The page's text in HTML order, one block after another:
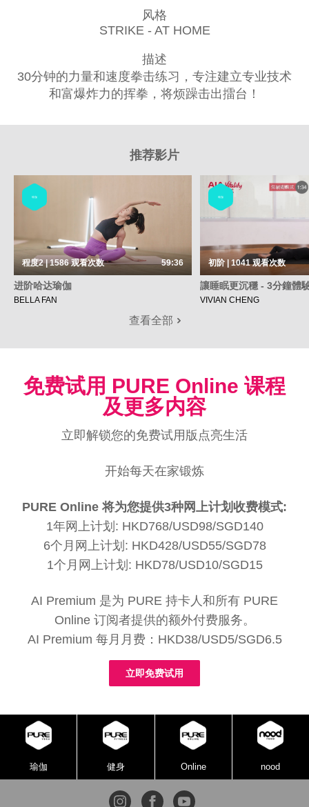
风格
STRIKE - AT HOME
描述
30分钟的力量和速度拳击练习，专注建立专业技术
和富爆炸力的挥拳，将烦躁击出擂台！
推荐影片
瑜伽
程度2 | 1586观看次数 59:36
进阶哈达瑜伽
BELLA FAN
瑜伽
初阶 | 1041观看次数
讓睡眠更沉穩 - 3分鐘體
VIVIAN CHENG
查看全部
免费试用 PURE Online 课程
及更多内容
立即解锁您的免费试用版点亮生活
开始每天在家锻炼
PURE Online 将为您提供3种网上计划收费模式:
1年网上计划: HKD768/USD98/SGD140
6个月网上计划: HKD428/USD55/SGD78
1个月网上计划: HKD78/USD10/SGD15
AI Premium 是为 PURE 持卡人和所有 PURE
Online 订阅者提供的额外付费服务。
AI Premium 每月月费：HKD38/USD5/SGD6.5
立即免费试用
瑜伽 健身 Online nood